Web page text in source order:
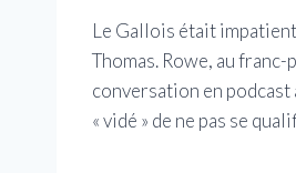
Le Gallois était
Thomas. Rowe, au franc-
conversation en podcast
« vidé » de ne pas se